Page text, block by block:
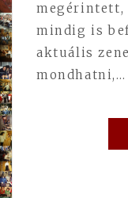
megérintett,
mindig is
aktuális
mondhatni,…